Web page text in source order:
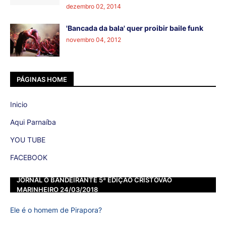
dezembro 02, 2014
'Bancada da bala' quer proibir baile funk
novembro 04, 2012
PÁGINAS HOME
Inicio
Aqui Parnaíba
YOU TUBE
FACEBOOK
JORNAL O BANDEIRANTE 5ª EDIÇÃO CRISTOVÃO
MARINHEIRO 24/03/2018
Ele é o homem de Pirapora?